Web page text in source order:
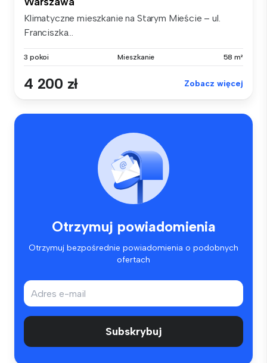
Klimatyczne mieszkanie na Starym Mieście – ul.
Franciszka...
3 pokoi Mieszkanie 58 m²
4 200 zł Zobacz więcej
Otrzymuj powiadomienia
Otrzymuj bezpośrednie powiadomienia o podobnych
ofertach
Subskrybuj